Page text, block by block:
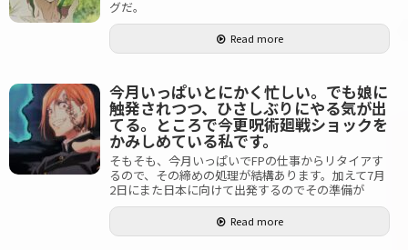
グだ。
Read more
今月いっぱいとにかく忙しい。でも娘に
触発されつつ、ひさしぶりにやる気が出
てる。ところで今更呪術廻戦ショックを
かみしめている私です。
そもそも、今月いっぱいでFPの仕事からリタイアす
るので、その締めの処理が結構あります。加えて7月
2日にまた日本に向けて出発するのでその準備が
Read more